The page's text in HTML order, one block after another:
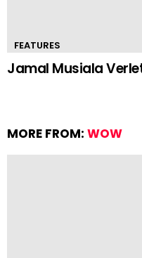
FEATURES
Jamal Musiala
MORE FROM: WOW